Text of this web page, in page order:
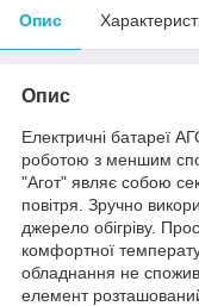
Опис
Опис
Електричні батареї
роботою з меншим
"Агот" являє собою
повітря. Зручно
джерело обігріву.
комфортної
обладнання не
елемент